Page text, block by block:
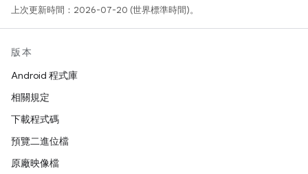
上次更新時間：2026-07-20 (世界標準時間)。
版本
Android 程式庫
相關規定
下載程式碼
預覽二進位檔
原廠映像檔